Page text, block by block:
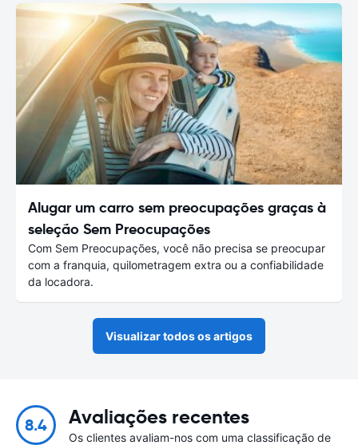
Alugar um carro sem preocupações graças à
seleção Sem Preocupações
Com Sem Preocupações, você não precisa se preocupar
com a franquia, quilometragem extra ou a confiabilidade
da locadora.
Visualizar todos os artigos
8.4 Avaliações recentes
Os clientes avaliam-nos com uma classificação de